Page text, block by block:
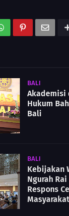
BALI
Akademisi
Hukum
Bali
BALI
Kebijakan
Ngurah
Respons
Masyarakat